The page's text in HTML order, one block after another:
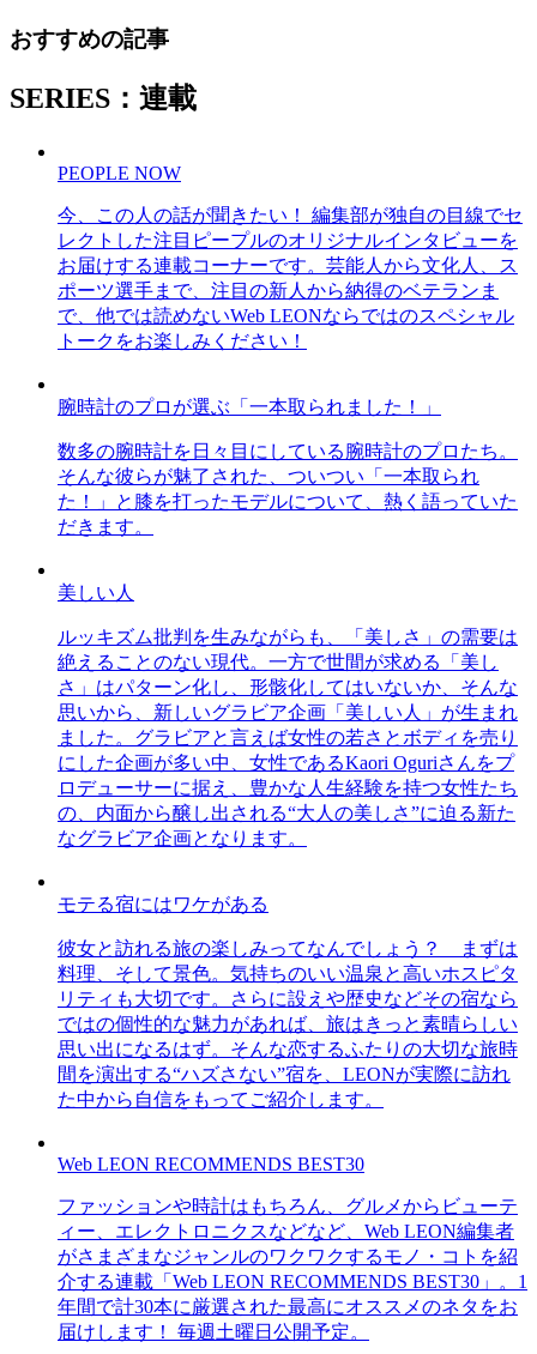
おすすめの記事
SERIES：連載
PEOPLE NOW
今、この人の話が聞きたい！ 編集部が独自の目線でセ
レクトした注目ピープルのオリジナルインタビューを
お届けする連載コーナーです。芸能人から文化人、ス
ポーツ選手まで、注目の新人から納得のベテランま
で、他では読めないWeb LEONならではのスペシャル
トークをお楽しみください！
腕時計のプロが選ぶ「一本取られました！」
数多の腕時計を日々目にしている腕時計のプロたち。
そんな彼らが魅了された、ついつい「一本取られ
た！」と膝を打ったモデルについて、熱く語っていた
だきます。
美しい人
ルッキズム批判を生みながらも、「美しさ」の需要は
絶えることのない現代。一方で世間が求める「美し
さ」はパターン化し、形骸化してはいないか、そんな
思いから、新しいグラビア企画「美しい人」が生まれ
ました。グラビアと言えば女性の若さとボディを売り
にした企画が多い中、女性であるKaori Oguriさんをプ
ロデューサーに据え、豊かな人生経験を持つ女性たち
の、内面から醸し出される“大人の美しさ”に迫る新た
なグラビア企画となります。
モテる宿にはワケがある
彼女と訪れる旅の楽しみってなんでしょう？ まずは
料理、そして景色。気持ちのいい温泉と高いホスピタ
リティも大切です。さらに設えや歴史などその宿なら
ではの個性的な魅力があれば、旅はきっと素晴らしい
思い出になるはず。そんな恋するふたりの大切な旅時
間を演出する“ハズさない”宿を、LEONが実際に訪れ
た中から自信をもってご紹介します。
Web LEON RECOMMENDS BEST30
ファッションや時計はもちろん、グルメからビューテ
ィー、エレクトロニクスなどなど、Web LEON編集者
がさまざまなジャンルのワクワクするモノ・コトを紹
介する連載「Web LEON RECOMMENDS BEST30」。1
年間で計30本に厳選された最高にオススメのネタをお
届けします！ 毎週土曜日公開予定。